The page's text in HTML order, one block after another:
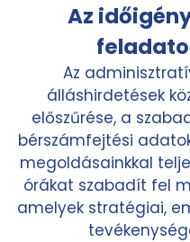
Az
Az
álláshirdetések
előszűrése, a
bérszámfejtési
megoldásainkkal
órákat szabadít fel
amelyek stratégiai,